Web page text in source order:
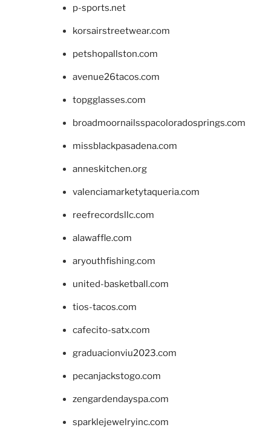
p-sports.net
korsairstreetwear.com
petshopallston.com
avenue26tacos.com
topgglasses.com
broadmoornailsspacoloradosprings.com
missblackpasadena.com
anneskitchen.org
valenciamarketytaqueria.com
reefrecordsllc.com
alawaffle.com
aryouthfishing.com
united-basketball.com
tios-tacos.com
cafecito-satx.com
graduacionviu2023.com
pecanjackstogo.com
zengardendayspa.com
sparklejewelryinc.com